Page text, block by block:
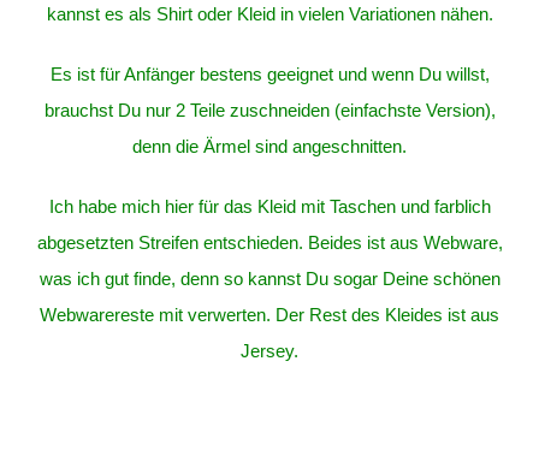
kannst es als Shirt oder Kleid in vielen Variationen nähen.
Es ist für Anfänger bestens geeignet und wenn Du willst,
brauchst Du nur 2 Teile zuschneiden (einfachste Version),
denn die Ärmel sind angeschnitten.
Ich habe mich hier für das Kleid mit Taschen und farblich
abgesetzten Streifen entschieden. Beides ist aus Webware,
was ich gut finde, denn so kannst Du sogar Deine schönen
Webwarereste mit verwerten. Der Rest des Kleides ist aus
Jersey.